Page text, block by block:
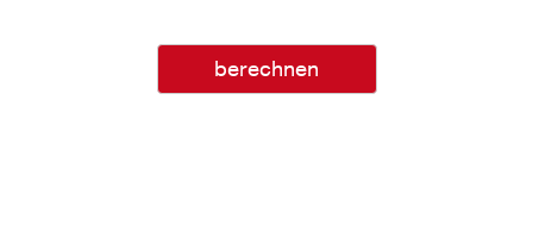
berechnen